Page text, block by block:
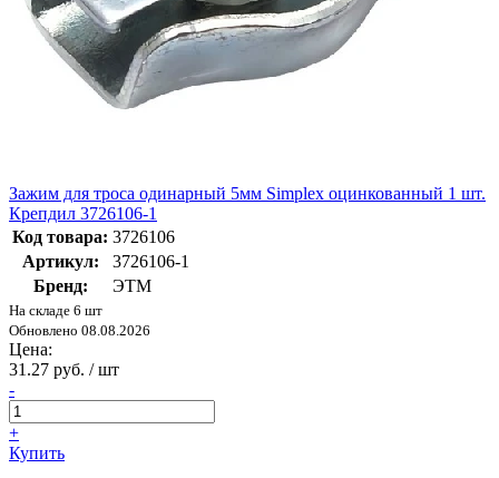
Зажим для троса одинарный 5мм Simplex оцинкованный 1 шт.
Крепдил 3726106-1
Код товара: 3726106
Артикул:
3726106-1
Бренд:
ЭТМ
На складе 6 шт
Обновлено 08.08.2026
Цена:
31.27 руб. / шт
-
+
Купить